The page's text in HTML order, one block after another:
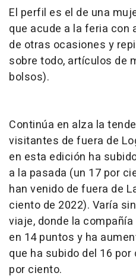
El perfil es el de una
que acude a la feria con
de otras ocasiones y
sobre todo, artículos de
bolsos).
Continúa en alza la
visitantes de fuera de
en esta edición ha
a la pasada (un 17 por
han venido de fuera de
ciento de 2022). Varía
viaje, donde la
en 14 puntos y ha
que ha subido del 16
por ciento.